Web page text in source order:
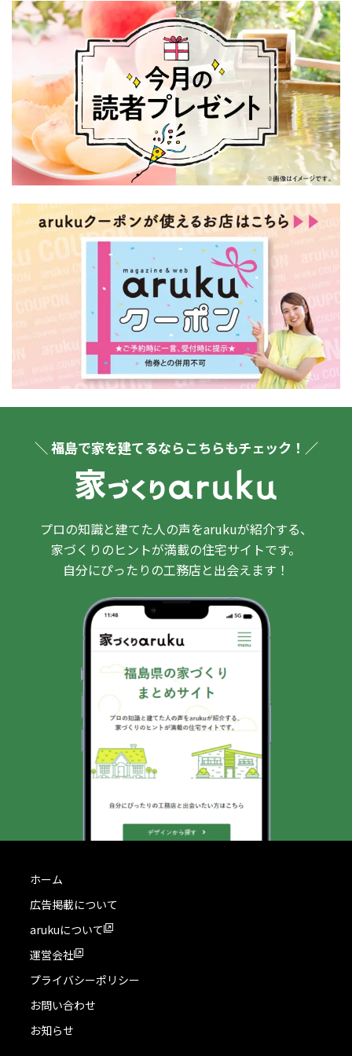
＼ 福島で家を建てるならこちらもチェック！／
プロの知識と建てた人の声をarukuが紹介する、
家づくりのヒントが満載の住宅サイトです。
自分にぴったりの工務店と出会えます！
ホーム
広告掲載について
arukuについて
運営会社
プライバシーポリシー
お問い合わせ
お知らせ